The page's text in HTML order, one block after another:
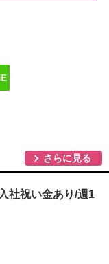
さらに見る
社祝い金あり/週1